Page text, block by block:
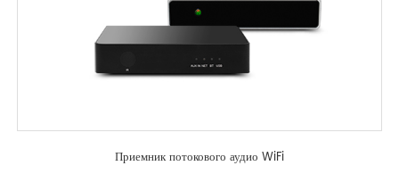
Приемник потокового аудио WiFi